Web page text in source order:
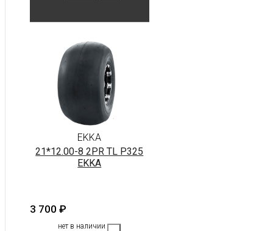
EKKA
21*12.00-8 2PR TL P325
EKKA
3 700 ₽
нет в наличии